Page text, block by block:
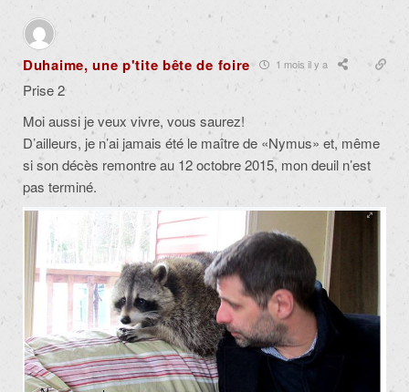
Duhaime, une p'tite bête de foire 1 mois il y a
Prise 2
Moi aussi je veux vivre, vous saurez!
D’ailleurs, je n’ai jamais été le maître de «Nymus» et, même
si son décès remontre au 12 octobre 2015, mon deuil n’est
pas terminé.